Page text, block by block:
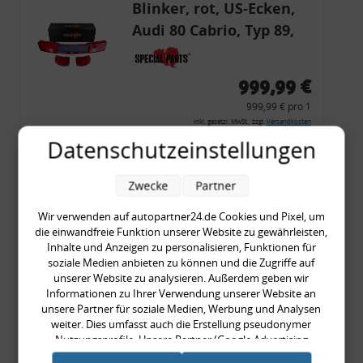
Blinker, rot, US-Ecken,
Audi 80 Cabrio, Typ 89,
OE-Nr.: 8G0945225 +
8G0945225C
999,99 €
999,99 € pro 1
inkl. gesetzl. MwSt., zzgl. Versandkosten
Merkzettel
Zum Artikel
COMING SOON!
Zierleisten- /
Seitenleisten-Set, Audi
80 Cabrio, Coupe, S2, (6x
Zierleiste, 2x Kappe,
Clipse,
389,90 €
Datenschutzeinstellungen
Wir verwenden auf autopartner24.de Cookies und Pixel, um
die einwandfreie Funktion unserer Website zu gewährleisten,
Inhalte und Anzeigen zu personalisieren, Funktionen für
soziale Medien anbieten zu können und die Zugriffe auf
unserer Website zu analysieren. Außerdem geben wir
Informationen zu Ihrer Verwendung unserer Website an
unsere Partner für soziale Medien, Werbung und Analysen
weiter. Dies umfasst auch die Erstellung pseudonymer
Nutzungsprofile. Unsere Partner (Google Advertising
Products) führen diese Informationen möglicherweise mit
Zwecke Partner